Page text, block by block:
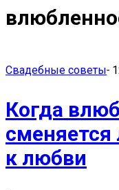
Свадебные советы-
Когда
к любви